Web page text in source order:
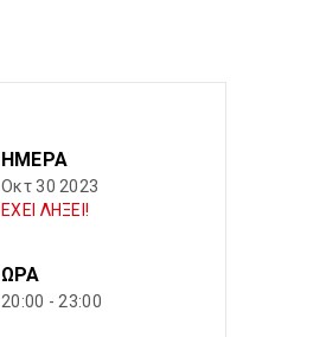
ΗΜΈΡΑ
Οκτ 30 2023
ΕΧΕΙ ΛΗΞΕΙ!
ΏΡΑ
20:00 - 23:00